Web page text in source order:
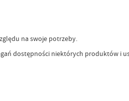
na swoje potrzeby.
dostępności niektórych produktów i